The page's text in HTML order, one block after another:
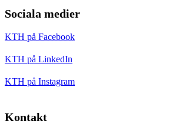
Sociala medier
KTH på Facebook
KTH på LinkedIn
KTH på Instagram
Kontakt